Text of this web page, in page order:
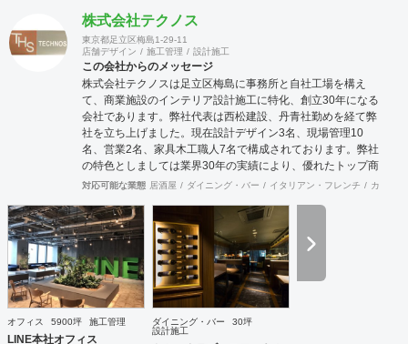
株式会社テクノス
東京都足立区梅島1-29-11
店舗デザイン
施工管理 設計施工
この会社からのメッセージ
株式会社テクノスは足立区梅島に事務所と自社工場を構え
て、商業施設のインテリア設計施工に特化、創立30年になる
会社であります。弊社代表は西松建設、丹青社勤めを経て弊
社を立ち上げました。現在設計デザイン3名、現場管理10
名、営業2名、家具木工職人7名で構成されております。弊社
の特色としましては業界30年の実績により、優れたトップ商
空間デザイナーさん達と幅広いパイプを持っており、お客様
コラボによって、より高いレベルのご提案ならびにご対応を
行うことが可能な体制を整えております。またデザイン設計
から自社製造までワンストップで対応可能な為、きめ細かな
対応とスピディー性、そして品質の安定性と流通マージンを
抑えたコスト低減を売りとしております。さらに自社に職人
を抱えていることからアフターケアもしっかりとした対応が
可能であります。おかげ様で弊社は長いリピーターとしてお
取引させて頂くお客様が多い事と、設計事務所様からのご紹
対応可能な業態 居酒屋 ダイニング・バー イタリアン・フレンチ カフェ
オフィス 5900坪 施工管理
LINE本社オフィス
ダイニング・バー
30坪
設計施工